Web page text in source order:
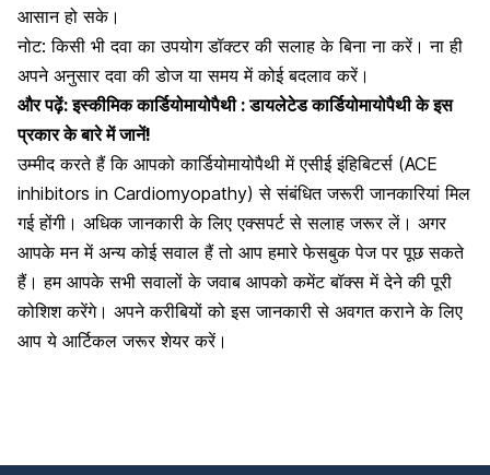
आसान हो सके।
नोट: किसी भी दवा का उपयोग डॉक्टर की सलाह के बिना ना करें। ना ही
अपने अनुसार दवा की डोज या समय में कोई बदलाव करें।
और पढ़ें:इस्कीमिक कार्डियोमायोपैथी : डायलेटेड कार्डियोमायोपैथी के इस
प्रकार के बारे में जानें!
उम्मीद करते हैं कि आपको कार्डियोमायोपैथी में एसीई इंहिबिटर्स (ACE
inhibitors in Cardiomyopathy) से संबंधित जरूरी जानकारियां मिल
गई होंगी। अधिक जानकारी के लिए एक्सपर्ट से सलाह जरूर लें। अगर
आपके मन में अन्य कोई सवाल हैं तो आप हमारे फेसबुक पेज पर पूछ सकते
हैं। हम आपके सभी सवालों के जवाब आपको कमेंट बॉक्स में देने की पूरी
कोशिश करेंगे। अपने करीबियों को इस जानकारी से अवगत कराने के लिए
आप ये आर्टिकल जरूर शेयर करें।